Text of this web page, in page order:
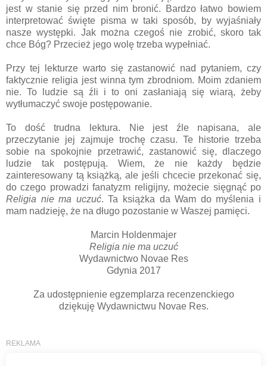
jest w stanie się przed nim bronić. Bardzo łatwo bowiem
interpretować święte pisma w taki sposób, by wyjaśniały
nasze występki. Jak można czegoś nie zrobić, skoro tak
chce Bóg? Przecież jego wolę trzeba wypełniać.
Przy tej lekturze warto się zastanowić nad pytaniem, czy
faktycznie religia jest winna tym zbrodniom. Moim zdaniem
nie. To ludzie są źli i to oni zasłaniają się wiarą, żeby
wytłumaczyć swoje postępowanie.
To dość trudna lektura. Nie jest źle napisana, ale
przeczytanie jej zajmuje trochę czasu. Te historie trzeba
sobie na spokojnie przetrawić, zastanowić się, dlaczego
ludzie tak postępują. Wiem, że nie każdy będzie
zainteresowany tą książką, ale jeśli chcecie przekonać się,
do czego prowadzi fanatyzm religijny, możecie sięgnąć po
Religia nie ma uczuć. Ta książka da Wam do myślenia i
mam nadzieję, że na długo pozostanie w Waszej pamięci.
Marcin Holdenmajer
Religia nie ma uczuć
Wydawnictwo Novae Res
Gdynia 2017
Za udostępnienie egzemplarza recenzenckiego
dziękuję Wydawnictwu Novae Res.